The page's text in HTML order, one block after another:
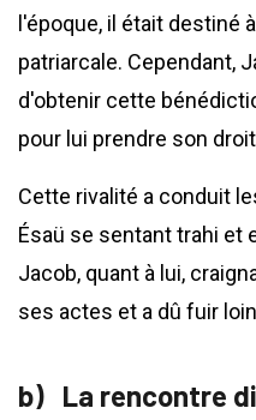
l'époque, il était destiné
patriarcale. Cependant,
d'obtenir cette
pour lui prendre son
Cette rivalité a conduit
Ésaü se sentant trahi et
Jacob, quant à lui,
ses actes et a dû fuir
La rencontre